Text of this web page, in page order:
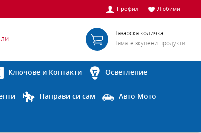
Профил Любими
Пазарска количка
Нямате зкупени продукти
Ключове и Контакти Осветление
Направи си сам Авто Мото